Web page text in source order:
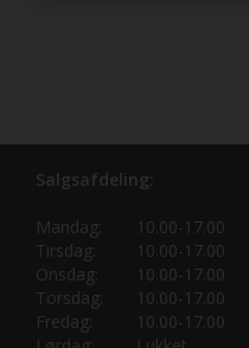
Salgsafdeling:
Mandag:
10.00-17.00
Tirsdag:
10.00-17.00
Onsdag:
10.00-17.00
Torsdag:
10.00-17.00
Fredag:
10.00-17.00